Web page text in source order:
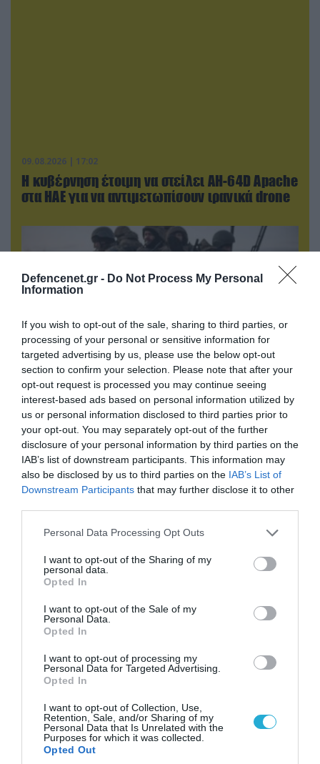
Defencenet.gr - Do Not Process My Personal
Information
If you wish to opt-out of the sale, sharing to third parties, or
processing of your personal or sensitive information for
targeted advertising by us, please use the below opt-out
section to confirm your selection. Please note that after your
opt-out request is processed you may continue seeing
interest-based ads based on personal information utilized by
us or personal information disclosed to third parties prior to
your opt-out. You may separately opt-out of the further
disclosure of your personal information by third parties on the
IAB’s list of downstream participants. This information may
also be disclosed by us to third parties on the IAB’s List of
Downstream Participants that may further disclose it to other
Please note that this website/app uses one or more Google
not limited to your visit or usage behaviour. You may click to
grant or deny consent to Google and its third-party tags to
use your data for below specified purposes in below Google
consent section.
Personal Data Processing Opt Outs
I want to opt-out of the Sharing of my
personal data.
Opted In
I want to opt-out of the Sale of my
Personal Data.
Opted In
I want to opt-out of processing my
Personal Data for Targeted Advertising.
Opted In
I want to opt-out of Collection, Use,
Retention, Sale, and/or Sharing of my
Personal Data that Is Unrelated with the
Purposes for which it was collected.
Opted Out
09.08.2026 | 17:02
Η κυβέρνηση έτοιμη να στείλει AH-64D Apache
στα ΗΑΕ για να αντιμετωπίσουν ιρανικά drone
09.08.2026 | 23:02
Νεοσύλλεκτοι Ουκρανοί στρατιώτες και
υπάλληλοι της TCC έτρεχαν πανικόβλητοι
αλλά… εξοντώθηκαν – Δείτε βίντεο
09.08.2026 | 19:02
Ρωσικό Su-34 προκάλεσε τον όλεθρο σε
βίντεο